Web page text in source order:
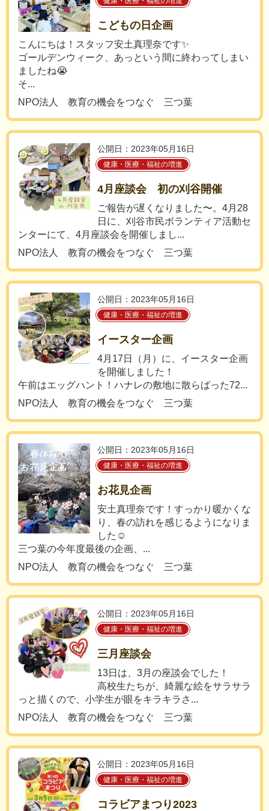
こどもの日企画
こんにちは！スタッフ安土真理奈です✨
ゴールデンウィーク、あっという間に終わってしまい
ましたね😭
そ...
NPO法人 教育の機会をつなぐ 三つ葉
公開日：2023年05月16日
健康・医療・福祉の増進
4月座談会 初の刈谷開催
ご報告が遅くなりました〜。4月28
日に、刈谷市民ボランティア活動セ
ンターにて、4月座談会を開催しまし...
NPO法人 教育の機会をつなぐ 三つ葉
公開日：2023年05月16日
健康・医療・福祉の増進
イースター企画
4月17日（月）に、イースター企画
を開催しました！
午前はエッグハント！ハナレの敷地に散らばった72...
NPO法人 教育の機会をつなぐ 三つ葉
公開日：2023年05月16日
健康・医療・福祉の増進
お花見企画
安土真理奈です！すっかり暖かくな
り、春の訪れを感じるようになりま
した☺️
三つ葉の今年度最後の企画、...
NPO法人 教育の機会をつなぐ 三つ葉
公開日：2023年05月16日
健康・医療・福祉の増進
三月座談会
13日は、3月の座談会でした！
高校生たちが、綺麗な絵をサラサラ
っと描くので、小学生が眼をキラキラさ...
NPO法人 教育の機会をつなぐ 三つ葉
公開日：2023年05月16日
健康・医療・福祉の増進
コラビアまつり2023